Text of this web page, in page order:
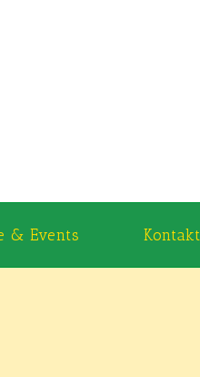
& Events Kontakt